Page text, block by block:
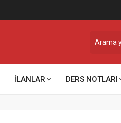
İLANLAR DERS NOTLARI